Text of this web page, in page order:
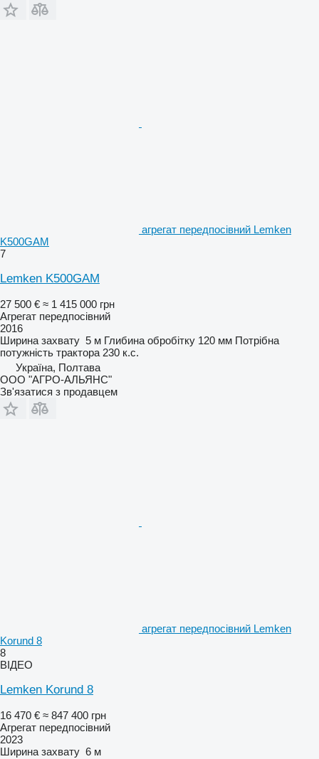
агрегат передпосівний Lemken
K500GAM
7
Lemken K500GAM
27 500 € ≈ 1 415 000 грн
Агрегат передпосівний
2016
Ширина захвату 5 м Глибина обробітку 120 мм Потрібна
потужність трактора 230 к.с.
Україна, Полтава
ООО "АГРО-АЛЬЯНС"
Зв'язатися з продавцем
агрегат передпосівний Lemken
Korund 8
8
ВІДЕО
Lemken Korund 8
16 470 € ≈ 847 400 грн
Агрегат передпосівний
2023
Ширина захвату 6 м